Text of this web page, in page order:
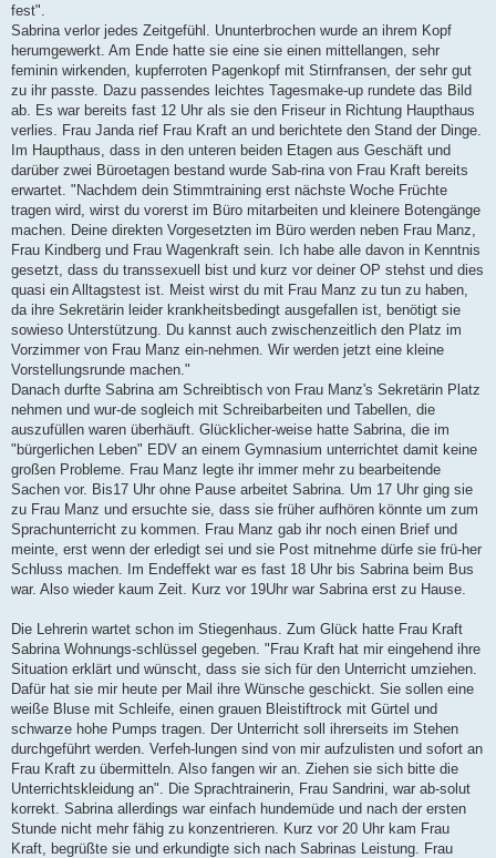
fest".
Sabrina verlor jedes Zeitgefühl. Ununterbrochen wurde an ihrem Kopf
herumgewerkt. Am Ende hatte sie eine sie einen mittellangen, sehr
feminin wirkenden, kupferroten Pagenkopf mit Stirnfransen, der sehr gut
zu ihr passte. Dazu passendes leichtes Tagesmake-up rundete das Bild
ab. Es war bereits fast 12 Uhr als sie den Friseur in Richtung Haupthaus
verlies. Frau Janda rief Frau Kraft an und berichtete den Stand der Dinge.
Im Haupthaus, dass in den unteren beiden Etagen aus Geschäft und
darüber zwei Büroetagen bestand wurde Sab-rina von Frau Kraft bereits
erwartet. "Nachdem dein Stimmtraining erst nächste Woche Früchte
tragen wird, wirst du vorerst im Büro mitarbeiten und kleinere Botengänge
machen. Deine direkten Vorgesetzten im Büro werden neben Frau Manz,
Frau Kindberg und Frau Wagenkraft sein. Ich habe alle davon in Kenntnis
gesetzt, dass du transsexuell bist und kurz vor deiner OP stehst und dies
quasi ein Alltagstest ist. Meist wirst du mit Frau Manz zu tun zu haben,
da ihre Sekretärin leider krankheitsbedingt ausgefallen ist, benötigt sie
sowieso Unterstützung. Du kannst auch zwischenzeitlich den Platz im
Vorzimmer von Frau Manz ein-nehmen. Wir werden jetzt eine kleine
Vorstellungsrunde machen."
Danach durfte Sabrina am Schreibtisch von Frau Manz's Sekretärin Platz
nehmen und wur-de sogleich mit Schreibarbeiten und Tabellen, die
auszufüllen waren überhäuft. Glücklicher-weise hatte Sabrina, die im
"bürgerlichen Leben" EDV an einem Gymnasium unterrichtet damit keine
großen Probleme. Frau Manz legte ihr immer mehr zu bearbeitende
Sachen vor. Bis17 Uhr ohne Pause arbeitet Sabrina. Um 17 Uhr ging sie
zu Frau Manz und ersuchte sie, dass sie früher aufhören könnte um zum
Sprachunterricht zu kommen. Frau Manz gab ihr noch einen Brief und
meinte, erst wenn der erledigt sei und sie Post mitnehme dürfe sie frü-her
Schluss machen. Im Endeffekt war es fast 18 Uhr bis Sabrina beim Bus
war. Also wieder kaum Zeit. Kurz vor 19Uhr war Sabrina erst zu Hause.
Die Lehrerin wartet schon im Stiegenhaus. Zum Glück hatte Frau Kraft
Sabrina Wohnungs-schlüssel gegeben. "Frau Kraft hat mir eingehend ihre
Situation erklärt und wünscht, dass sie sich für den Unterricht umziehen.
Dafür hat sie mir heute per Mail ihre Wünsche geschickt. Sie sollen eine
weiße Bluse mit Schleife, einen grauen Bleistiftrock mit Gürtel und
schwarze hohe Pumps tragen. Der Unterricht soll ihrerseits im Stehen
durchgeführt werden. Verfeh-lungen sind von mir aufzulisten und sofort an
Frau Kraft zu übermitteln. Also fangen wir an. Ziehen sie sich bitte die
Unterrichtskleidung an". Die Sprachtrainerin, Frau Sandrini, war ab-solut
korrekt. Sabrina allerdings war einfach hundemüde und nach der ersten
Stunde nicht mehr fähig zu konzentrieren. Kurz vor 20 Uhr kam Frau
Kraft, begrüßte sie und erkundigte sich nach Sabrinas Leistung. Frau